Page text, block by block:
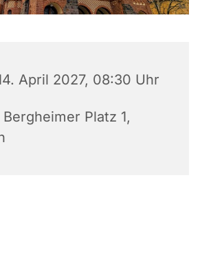
April 2027, 08:30 Uhr
Platz 1,